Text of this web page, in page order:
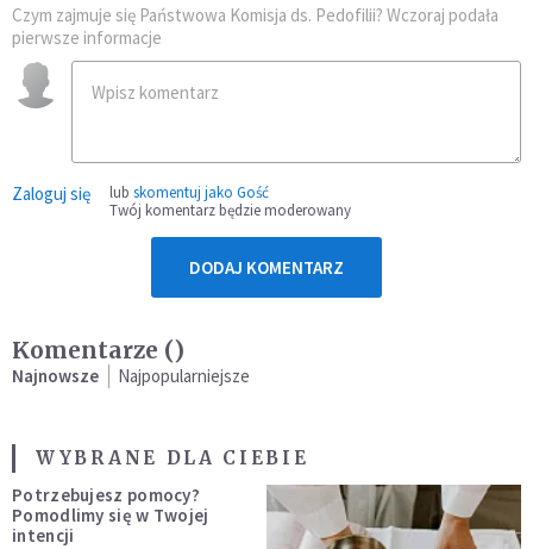
Czym zajmuje się Państwowa Komisja ds. Pedofilii? Wczoraj podała
pierwsze informacje
Zaloguj się lub skomentuj jako Gość
Twój komentarz będzie moderowany
DODAJ KOMENTARZ
Komentarze ()
Najnowsze Najpopularniejsze
WYBRANE DLA CIEBIE
Potrzebujesz pomocy?
Pomodlimy się w Twojej
intencji